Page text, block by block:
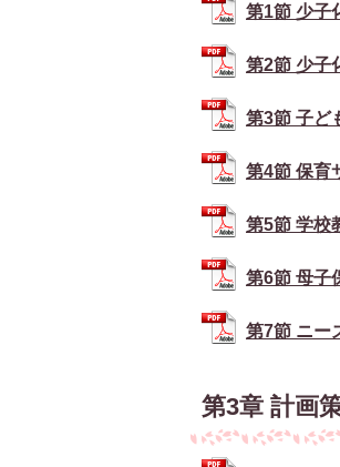
第1節 少子
第2節 少子
第3節 子ど
第4節 保育
第5節 学校
第6節 母子
第7節 ニー
第3章 計画